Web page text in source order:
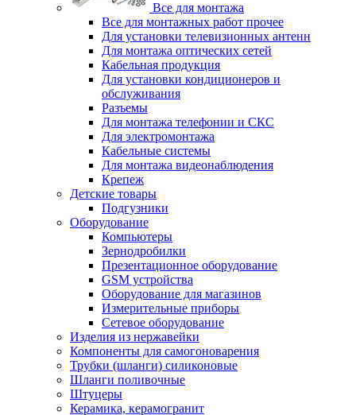
Все для монтажа
Все для монтажных работ прочее
Для установки телевизионных антенн
Для монтажа оптических сетей
Кабельная продукция
Для установки кондиционеров и
обслуживания
Разъемы
Для монтажа телефонии и СКС
Для электромонтажа
Кабельные системы
Для монтажа видеонаблюдения
Крепеж
Детские товары
Подгузники
Оборудование
Компьютеры
Зернодробилки
Презентационное оборудование
GSM устройства
Оборудование для магазинов
Измерительные приборы
Сетевое оборудование
Изделия из нержавейки
Компоненты для самогоноварения
Трубки (шланги) силиконовые
Шланги поливочные
Штуцеры
Керамика, керамогранит